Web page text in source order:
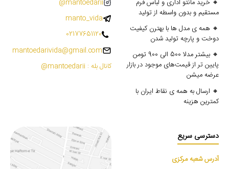
🔸 خرید مانتو اداری و لباس فرم
مستقیم و بدون واسطه از تولید
🔸 همه ی مدل ها با بهترن کیفیت
دوخت و پارچه تولید شدن
🔸 بیشتر مدلا 500 الی 900 تومن
پایین تر از قیمت‌های موجود در بازار
عرضه میشن
🔸 ارسال به همه ی نقاط ایران با
کمترین هزینه
mantoedarii@
manto_vida
02177651120
mantoedarivida@gmail.com
کانال بله : mantoedarii@
دسترسی سریع
آدرس شعبه مرکزی